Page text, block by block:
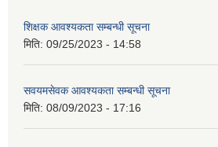
शिक्षक आवश्यकता सम्बन्धी सूचना
मिति: 09/25/2023 - 14:58
सवयमसेवक आवश्यकता सम्बन्धी सूचना
मिति: 08/09/2023 - 17:16